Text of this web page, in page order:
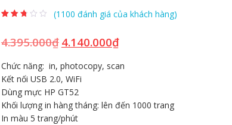
dựa trên
đánh
(1100 đánh giá của khách hàng)
4.395.000₫ Giá
là:
4.395.000₫.
4.140.000₫Giá
tại
Chức năng: in, photocopy, scan
Kết nối USB 2.0, WiFi
Dùng mực HP GT52
Khối lượng in hàng tháng: lên đến 1000 trang
In màu 5 trang/phút